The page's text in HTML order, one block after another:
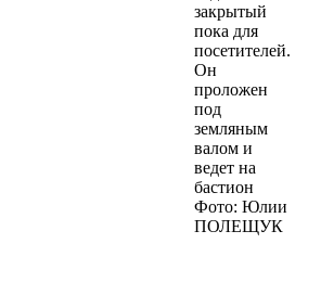
закрытый
пока для
посетителей.
Он
проложен
под
земляным
валом и
ведет на
бастион
Фото: Юлии
ПОЛЕЩУК